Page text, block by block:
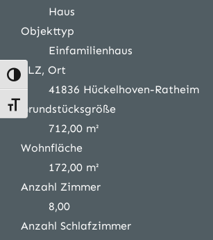
Umschalten auf hohe Kontraste
Schrift vergrößern
Haus
Objekttyp
Einfamilienhaus
PLZ, Ort
41836 Hückelhoven-Ratheim
Grundstücksgröße
712,00 m²
Wohnfläche
172,00 m²
Anzahl Zimmer
8,00
Anzahl Schlafzimmer